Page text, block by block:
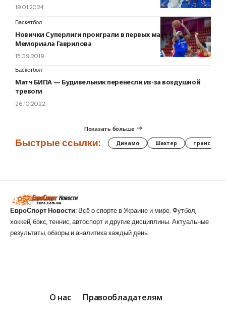
19.01.2024
Баскетбол
Новички Суперлиги проиграли в первых матчах
Мемориала Гаврилова
15.09.2019
Баскетбол
Матч БИПА — Будивельник перенесли из-за воздушной
тревоги
26.10.2022
Показать больше
Быстрые ссылки: Динамо Шахтер трансферы
ЕвроСпорт Новости: Всё о спорте в Украине и мире. Футбол,
хоккей, бокс, теннис, автоспорт и другие дисциплины. Актуальные
результаты, обзоры и аналитика каждый день.
О нас Правообладателям